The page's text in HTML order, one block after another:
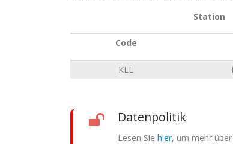
Station
Code
KLL
Datenpolitik
Lesen Sie hier, um mehr